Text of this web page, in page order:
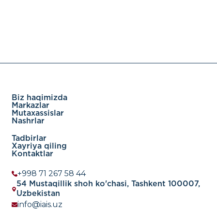
Biz haqimizda
Markazlar
Mutaxassislar
Nashrlar
Tadbirlar
Xayriya qiling
Kontaktlar
+998 71 267 58 44
54 Mustaqillik shoh ko'chasi, Tashkent 100007,
Uzbekistan
info@iais.uz